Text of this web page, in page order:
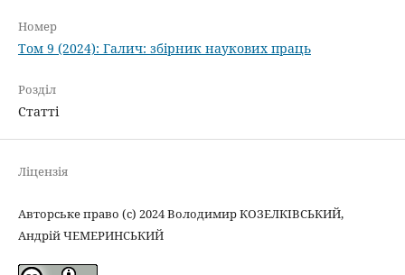
Номер
Том 9 (2024): Галич: збірник наукових праць
Розділ
Статті
Ліцензія
Авторське право (c) 2024 Володимир КОЗЕЛКІВСЬКИЙ,
Андрій ЧЕМЕРИНСЬКИЙ